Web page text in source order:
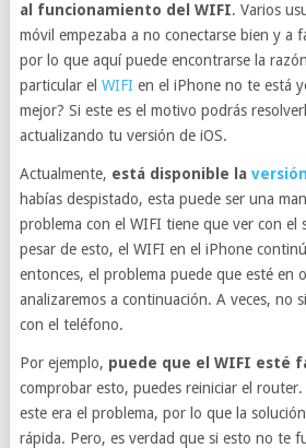
al funcionamiento del WIFI. Varios
móvil empezaba a no conectarse bien y a
por lo que aquí puede encontrarse la
particular el WIFIen el iPhone no te está
mejor? Si este es el motivo podrás
actualizando tu versión de iOS.
Actualmente, está disponible la versión
habías despistado, esta puede ser una
problema con el WIFI tiene que ver con el
pesar de esto, el WIFI en el iPhone
entonces, el problema puede que esté en
analizaremos a continuación. A veces, no
con el teléfono.
Por ejemplo, puede que el WIFI esté
comprobar esto, puedes reiniciar el router.
este era el problema, por lo que la
rápida. Pero, es verdad que si esto no te